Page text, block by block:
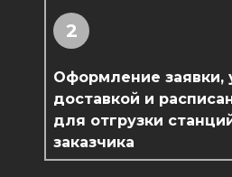
2
Оформление заявки,
доставкой и
для отгрузки
заказчика